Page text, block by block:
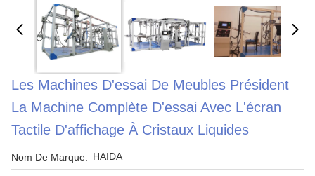
Les Machines D'essai De Meubles Président
La Machine Complète D'essai Avec L'écran
Tactile D'affichage À Cristaux Liquides
Nom De Marque: HAIDA